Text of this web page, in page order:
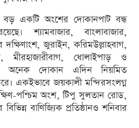
বড় একটি অংশের দোকানপাট বন্ধ
শ্যামবাজার, বাংলাবাজার,
দক্ষিণাংশ, জুরাইন, করিমউল্লাহবাগ,
মীরহাজারীবাগ, ধোলাইপাড় ও
অনেক দোকান এদিন নিয়মিত
একইভাবে জয়কালী মন্দিরসংলগ্ন
পশ্চিম অংশ, টিপু সুলতান রোড,
বাণিজ্যিক প্রতিষ্ঠানও শনিবার